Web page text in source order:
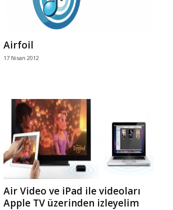
Airfoil
17 Nisan 2012
Air Video ve iPad ile videoları
Apple TV üzerinden izleyelim